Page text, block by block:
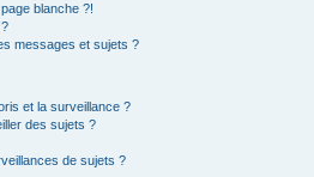
blanche ?!
messages et sujets ?
et la surveillance ?
des sujets ?
de sujets ?